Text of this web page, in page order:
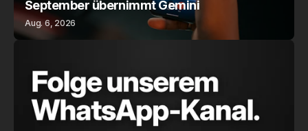
September übernimmt Gemini
Aug. 6, 2026